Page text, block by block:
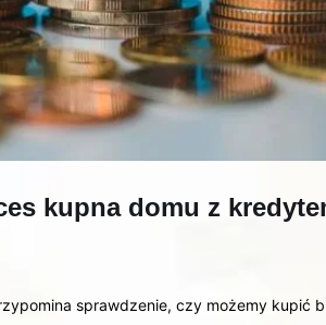
kupna domu z
sprawdzenie, czy możemy kupić